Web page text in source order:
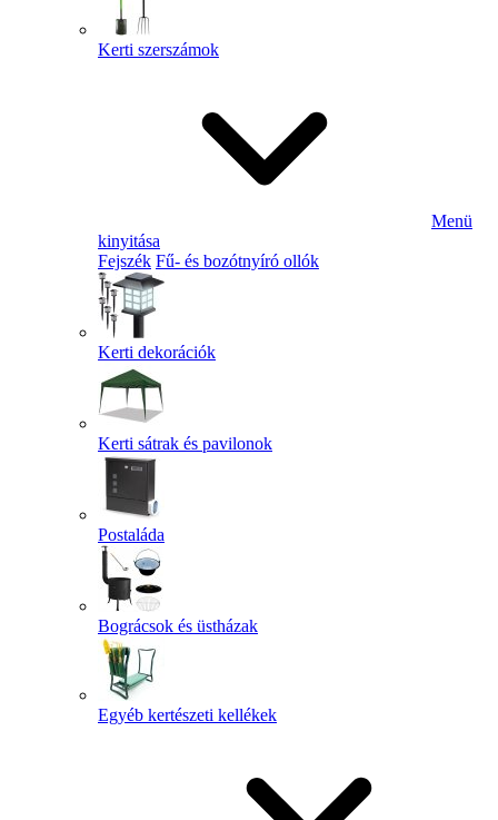
Kerti szerszámok
Menü
kinyitása
Fejszék Fű- és bozótnyíró ollók
Kerti dekorációk
Kerti sátrak és pavilonok
Postaláda
Bográcsok és üstházak
Egyéb kertészeti kellékek